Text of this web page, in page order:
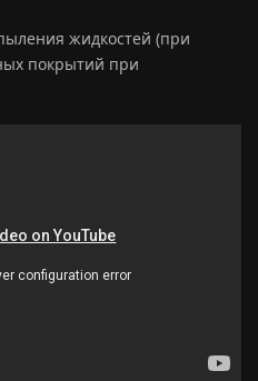
жидкостей (при
покрытий при